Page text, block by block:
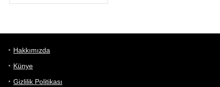
Hakkımızda
Künye
Gizlilik Politikası